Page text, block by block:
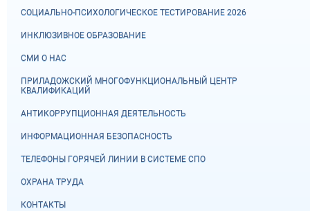
СОЦИАЛЬНО-ПСИХОЛОГИЧЕСКОЕ ТЕСТИРОВАНИЕ 2026
ИНКЛЮЗИВНОЕ ОБРАЗОВАНИЕ
СМИ О НАС
ПРИЛАДОЖСКИЙ МНОГОФУНКЦИОНАЛЬНЫЙ ЦЕНТР
КВАЛИФИКАЦИЙ
АНТИКОРРУПЦИОННАЯ ДЕЯТЕЛЬНОСТЬ
ИНФОРМАЦИОННАЯ БЕЗОПАСНОСТЬ
ТЕЛЕФОНЫ ГОРЯЧЕЙ ЛИНИИ В СИСТЕМЕ СПО
ОХРАНА ТРУДА
КОНТАКТЫ